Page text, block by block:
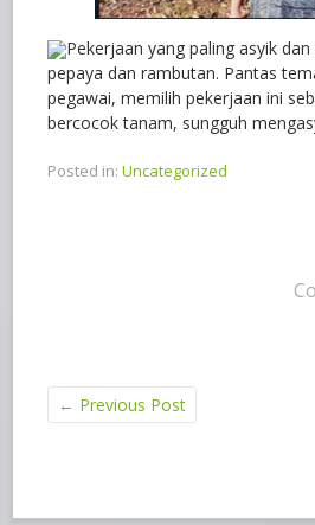
Pekerjaan yang paling asyik
pepaya dan rambutan. Pantas
pegawai, memilih pekerjaan ini
bercocok tanam, sungguh
Posted in: Uncategorized
← Previous Post